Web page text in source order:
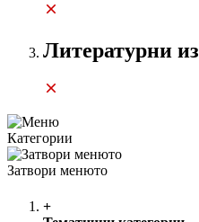
Литературни
Категории
Затвори менюто
+